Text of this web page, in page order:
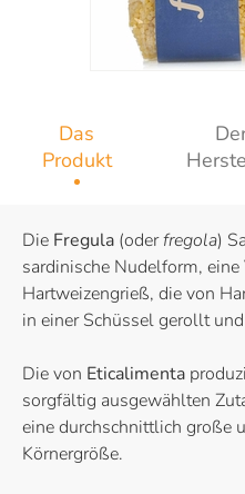
Das
Produkt
Die Fregula (oderfregola)
sardinische Nudelform, eine
Hartweizengrieß, die von
in einer Schüssel gerollt
Die von Eticalimenta
sorgfältig ausgewählten
eine durchschnittlich große
Körnergröße.